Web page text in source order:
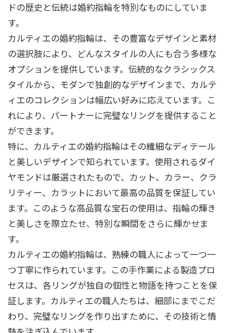
ドの歴史と伝統は婚約指輪を特別なものにしていま
す。
カルティエの婚約指輪は、その豊富なデザインと素材
の選択肢により、どんなスタイルの人にも合う多様な
オプションを提供しています。伝統的なクラシックス
タイルから、モダンで独創的なデザインまで、カルテ
ィエのコレクションは幅広い好みに応えています。こ
れにより、パートナーに完璧なリングを提供すること
ができます。
特に、カルティエの婚約指輪はその繊細なディテール
と美しいデザインで知られています。使用されるダイ
ヤモンドは厳選されたもので、カット、カラー、クラ
リティー、カラットにおいて最高の品質を保証してい
ます。このような高品質な宝石の使用は、指輪の輝き
と美しさを際立たせ、特別な瞬間をさらに輝かせま
す。
カルティエの婚約指輪は、熟練の職人によって一つ一
つ丁寧に作られています。この手作業による製造プロ
セスは、各リングが独自の個性と物語を持つことを保
証します。カルティエの職人たちは、細部にまでこだ
わり、完璧なリングを作り出すために、その技術と情